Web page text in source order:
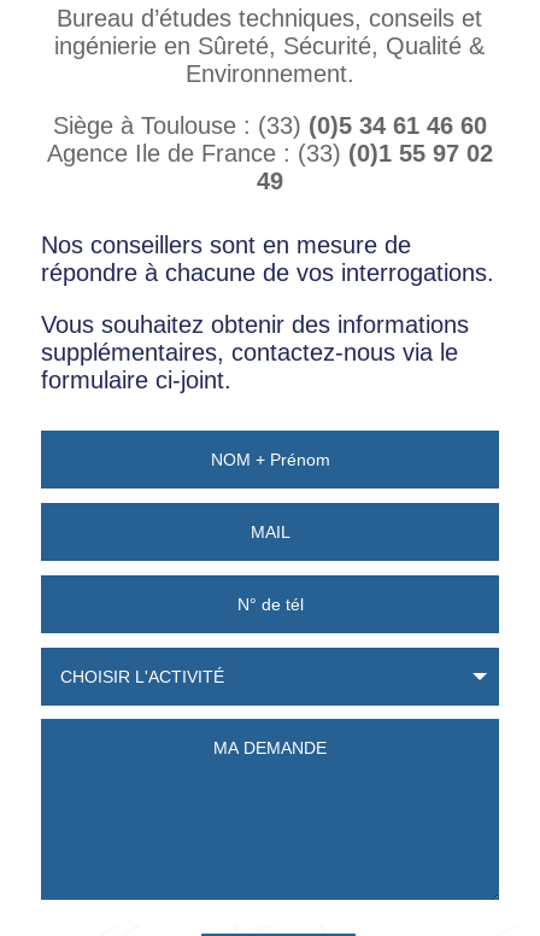
Bureau d’études techniques, conseils et
ingénierie en Sûreté, Sécurité, Qualité &
Environnement.
Siège à Toulouse : (33) (0)5 34 61 46 60
Agence Ile de France : (33) (0)1 55 97 02
49
Nos conseillers sont en mesure de
répondre à chacune de vos interrogations.
Vous souhaitez obtenir des informations
supplémentaires, contactez-nous via le
formulaire ci-joint.